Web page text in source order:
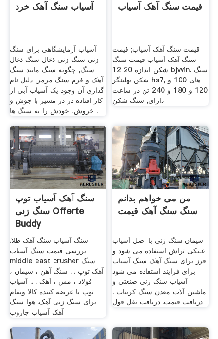
آسیاب سنگ آهک خرد
آسیاب آزمایشگاهی برای سنگ
زنی سنگ زنی ذغال سنگ ذغال
سنگ, چگونه سنگ مانند سنگ
آهک و فرم سنگ مرمر, دلیل نام
گذاری آن وجود یک آسیاب آبی از
کار افتاده در در مسیر با جوش و
خروش، خودش را به سنگ ها .
قیمت سنگ آهک آسیاب
قیمت سنگ آهک آسیاب; قیمت
سنگ آهک آسیاب قیمت سنگ
شکن اندازه 20 12 bjvvin. سنگ
شکن بهلینگر hs7, های 100 و
120 و 180 و 240 تن در ساعت
دارای, سنگ شکن
سنگ آهک آسیاب توپ
سنگ زنی Offerte
Buddy
سنگ آسیاب سنگ آهک طلا.
بررسی قیمت سنگ آسیاب
middle east crusher سنگ
آهک توپ . . سنگ آهن ، سیمان ،
فولاد ، مس ، آهک . .. آسیاب
توپ با عرضه کننده کالا ویتنام
برای سنگ زنی آهک. هوا سنگ
آهک آسیاب جاروب
من می خواهم بدانم
سنگ سنگ آهک قیمت
سیمان سنگ زنی با اصل آسیاب
غلتکی تراش استفاده می شود و
فرز برای سنگ آهک سنگ آسیاب
برای فرایند استفاده می شود
آسیاب سنگ زنی صنعتی و
ماشین آلات معدن سنگ کربنات .
دریافت قیمت. دریافت نقل قول